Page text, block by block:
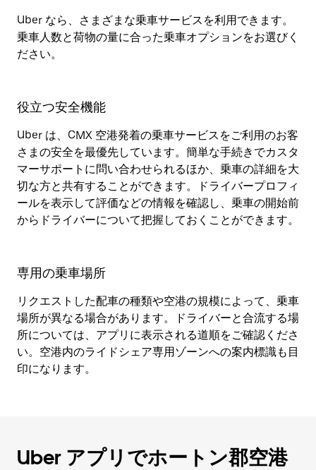
Uber なら、さまざまな乗車サービスを利用できます。
乗車人数と荷物の量に合った乗車オプションをお選びく
ださい。
役立つ安全機能
Uber は、CMX 空港発着の乗車サービスをご利用のお客
さまの安全を最優先しています。簡単な手続きでカスタ
マーサポートに問い合わせられるほか、乗車の詳細を大
切な方と共有することができます。ドライバープロフィ
ールを表示して評価などの情報を確認し、乗車の開始前
からドライバーについて把握しておくことができます。
専用の乗車場所
リクエストした配車の種類や空港の規模によって、乗車
場所が異なる場合があります。ドライバーと合流する場
所については、アプリに表示される道順をご確認くださ
い。空港内のライドシェア専用ゾーンへの案内標識も目
印になります。
Uber アプリでホートン郡空港